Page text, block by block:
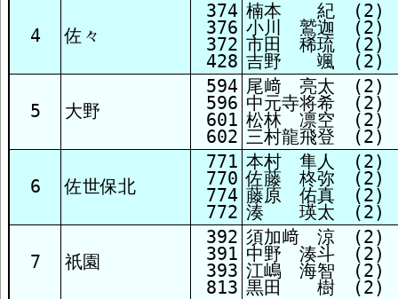
4 佐々
374
376
372
428
楠本 紀 (2)
小川 鷲迦 (2)
市田 稀琉 (2)
吉野 颯 (2)
5 大野
594
596
601
602
尾﨑 亮太 (2)
中元寺将希 (2)
松林 凛空 (2)
三村龍飛登 (2)
6 佐世保北
771
770
774
772
本村 隼人 (2)
佐藤 柊弥 (2)
藤原 佑真 (2)
湊 瑛太 (2)
7 祇園
392
391
393
813
須加﨑 涼 (2)
中野 湊斗 (2)
江嶋 海智 (2)
黒田 樹 (2)